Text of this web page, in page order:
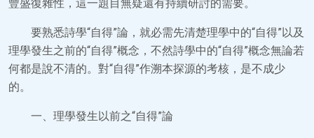
豐盛復雜性，這一題目無疑還有持續研討的需要。
要熟悉詩學“自得”論，就必需先清楚理學中的“自得”以及
理學發生之前的“自得”概念，不然詩學中的“自得”概念無論若
何都是說不清的。對“自得”作溯本探源的考核，是不成少
的。
一、理學發生以前之“自得”論